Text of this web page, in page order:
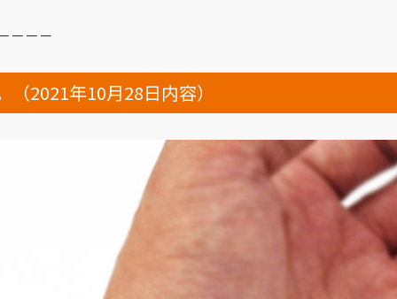
－－－
2021年10月28日内容）